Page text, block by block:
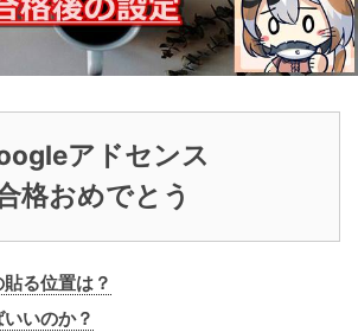
アドセンス
格おめでとう
る位置は？
いのか？